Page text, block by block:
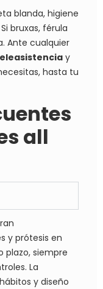
blanda, higiene
bruxas, férula
Ante cualquier
y
hasta tu
all
y prótesis en
plazo, siempre
La
y diseño